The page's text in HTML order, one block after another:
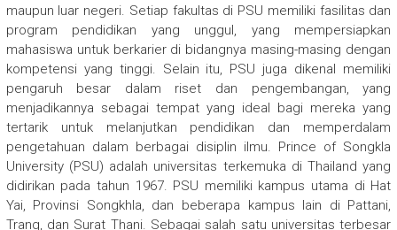
maupun luar negeri. Setiap fakultas di PSU memiliki fasilitas dan
program pendidikan yang unggul, yang mempersiapkan
mahasiswa untuk berkarier di bidangnya masing-masing dengan
kompetensi yang tinggi. Selain itu, PSU juga dikenal memiliki
pengaruh besar dalam riset dan pengembangan, yang
menjadikannya sebagai tempat yang ideal bagi mereka yang
tertarik untuk melanjutkan pendidikan dan memperdalam
pengetahuan dalam berbagai disiplin ilmu. Prince of Songkla
University (PSU) adalah universitas terkemuka di Thailand yang
didirikan pada tahun 1967. PSU memiliki kampus utama di Hat
Yai, Provinsi Songkhla, dan beberapa kampus lain di Pattani,
Trang, dan Surat Thani. Sebagai salah satu universitas terbesar